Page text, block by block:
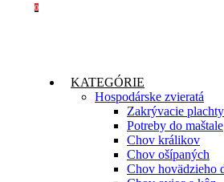
0
KATEGÓRIE
Hospodárske zvieratá
Zakrývacie
Potreby do maštale
Chov králikov
Chov ošípaných
Chov hovädzieho